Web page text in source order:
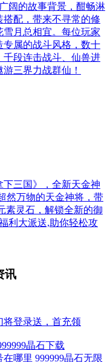
阔的故事背景，酣畅淋
配，带来不寻常的修
月总相宜。每位玩家
属的战斗风格，数十
段连击战斗、仙兽进
三界力战群仙！
下三国》，全新天金神
然万物的天金神将，带
素灵石，解锁全新的御
利大派送,助你轻松攻
讯
将登录送，首充领
晶石下载
哪里 999999晶石无限